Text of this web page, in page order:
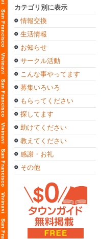
カテゴリ別に表示
情報交換
生活情報
お知らせ
サークル活動
こんな事やってます
募集いろいろ
もらってください
探してます
助けてください
教えてください
感謝・お礼
その他